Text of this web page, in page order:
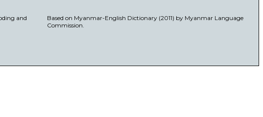
and
Based on Myanmar-English Dictionary (2011) by Myanmar Language
Commission.